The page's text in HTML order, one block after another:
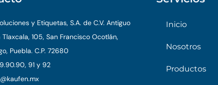
y Etiquetas, S.A. de C.V. Antiguo
105, San Francisco Ocotlán,
Puebla. C.P. 72680
91 y 92
Inicio
Nosotros
Productos